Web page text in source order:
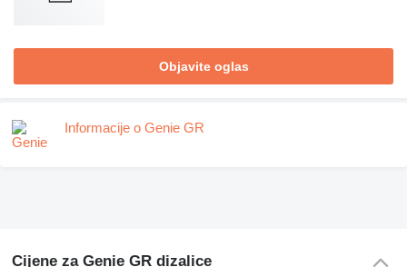
Objavite oglas
Informacije o Genie GR
Cijene za Genie GR dizalice